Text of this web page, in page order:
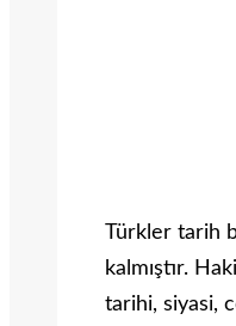
Türkler tarih
kalmıştır.
tarihi, siyasi,